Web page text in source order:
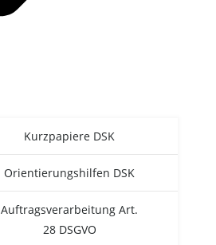
Kurz­pa­pie­re DSK
Ori­en­tie­rungs­hil­fen DSK
Auf­trags­ver­ar­bei­tung Art.
28 DSGVO